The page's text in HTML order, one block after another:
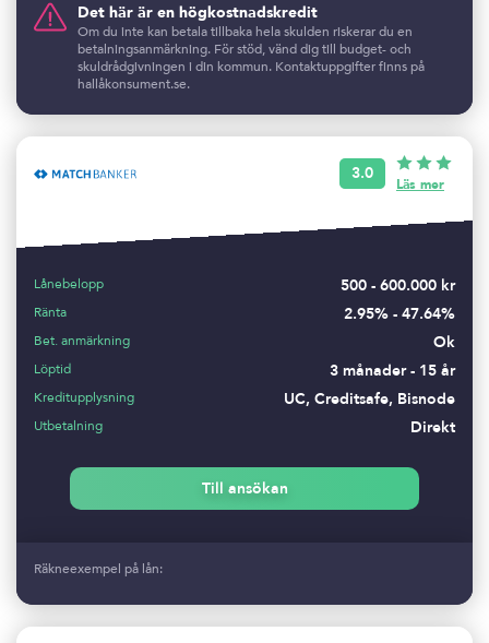
Det här är en högkostnadskredit
Om du inte kan betala tillbaka hela skulden riskerar du en
betalningsanmärkning. För stöd, vänd dig till budget- och
skuldrådgivningen i din kommun. Kontaktuppgifter finns på
hallåkonsument.se.
3.0
Läs mer
Lånebelopp 500 - 600.000 kr
Ränta 2.95% - 47.64%
Bet. anmärkning Ok
Löptid 3 månader - 15 år
Kreditupplysning UC, Creditsafe, Bisnode
Utbetalning Direkt
Till ansökan
Räkneexempel på lån: